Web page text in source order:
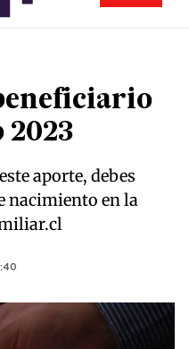
2023
aporte, debes
nacimiento en la